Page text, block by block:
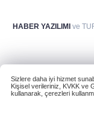
HABER YAZILIMIve
Sizlere daha iyi hizmet
Kişisel verileriniz, KVKK ve
kullanarak, çerezleri